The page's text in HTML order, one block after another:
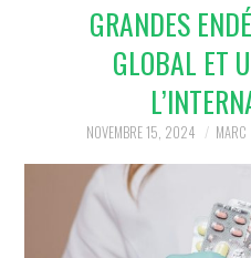
MAISON
IMMOBILIER
SOCIETE
FORMATION
GRANDES
GLOBAL ET
NOVEMBRE 15, 2024 MARC